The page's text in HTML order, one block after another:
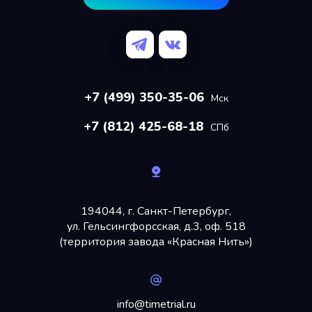
+7 (499) 350-35-06 Мск
+7 (812) 425-68-18 СПб
194044, г. Санкт-Петербург,
ул. Гельсингфорсская, д.3, оф. 518
(территория завода «Красная Нить»)
info@timetrial.ru